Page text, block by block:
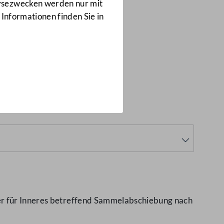
werden nur mit
finden Sie in
Anfragen
4661/J
für Inneres betreffend Sammelabschiebung nach